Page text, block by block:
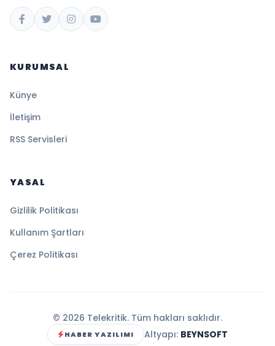
KURUMSAL
Künye
İletişim
RSS Servisleri
YASAL
Gizlilik Politikası
Kullanım Şartları
Çerez Politikası
© 2026 Telekritik. Tüm hakları saklıdır.
HABER YAZILIMI Altyapı: BEYNSOFT